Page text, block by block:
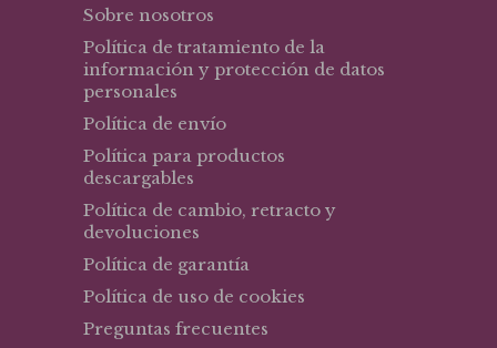
Sobre nosotros
Política de tratamiento de la
información y protección de datos
personales
Política de envío
Política para productos
descargables
Política de cambio, retracto y
devoluciones
Política de garantía
Política de uso de cookies
Preguntas frecuentes